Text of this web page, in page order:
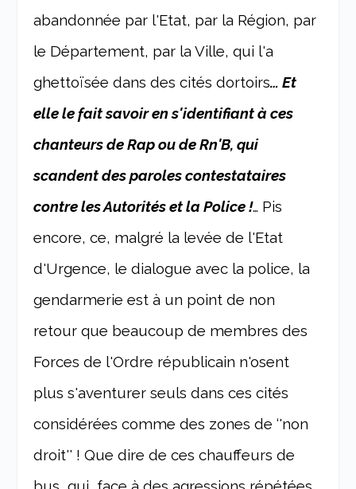
abandonnée par l'Etat, par la Région, par
le Département, par la Ville, qui l'a
ghettoïsée dans des cités dortoirs… Et
elle le fait savoir en s'identifiant à ces
chanteurs de Rap ou de Rn'B, qui
scandent des paroles contestataires
contre les Autorités et la Police !… Pis
encore, ce, malgré la levée de l'Etat
d'Urgence, le dialogue avec la police, la
gendarmerie est à un point de non
retour que beaucoup de membres des
Forces de l'Ordre républicain n'osent
plus s'aventurer seuls dans ces cités
considérées comme des zones de ‘'non
droit'' ! Que dire de ces chauffeurs de